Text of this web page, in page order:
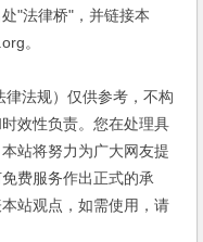
"法律桥"，并链接本
。
法规）仅供参考，不构
效性负责。您在处理具
站将努力为广大网友提
费服务作出正式的承
站观点，如需使用，请